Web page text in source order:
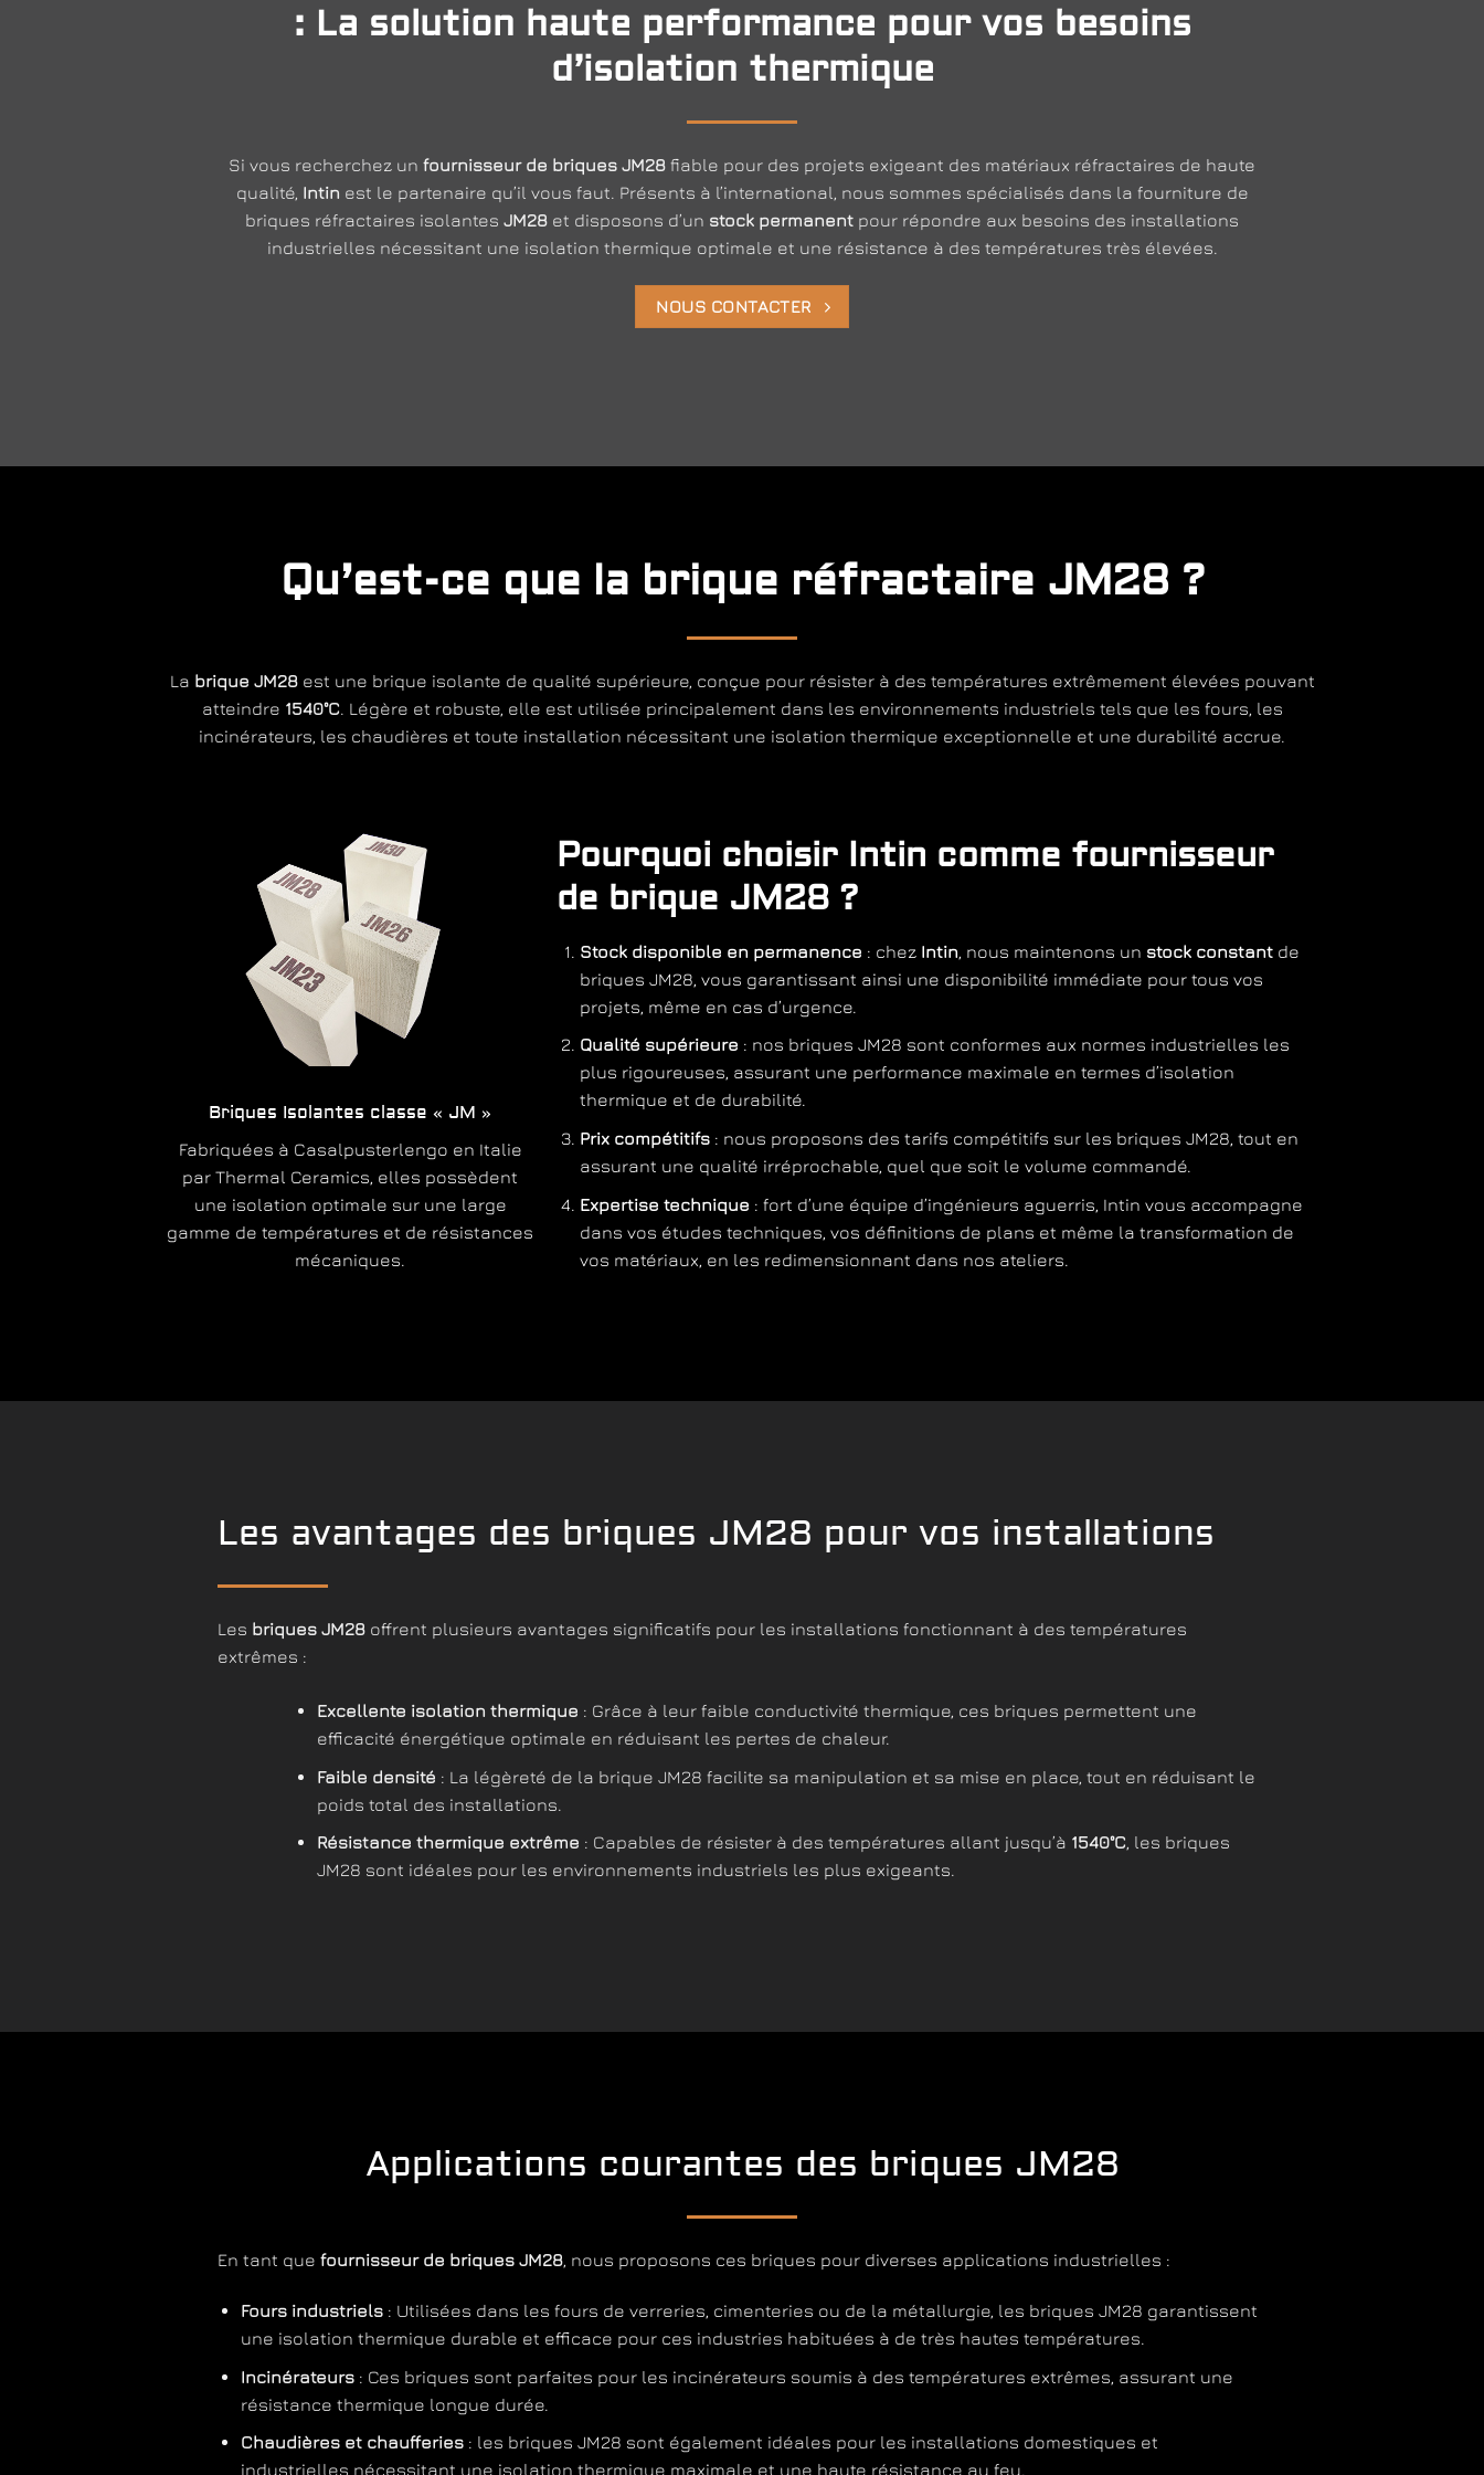
: La solution haute performance pour vos besoins
d’isolation thermique
Si vous recherchez un fournisseur de briques JM28 fiable pour des projets exigeant des matériaux réfractaires de haute
qualité, Intin est le partenaire qu’il vous faut. Présents à l’international, nous sommes spécialisés dans la fourniture de
briques réfractaires isolantes JM28 et disposons d’un stock permanent pour répondre aux besoins des installations
industrielles nécessitant une isolation thermique optimale et une résistance à des températures très élevées.
NOUS CONTACTER
Qu’est-ce que la brique réfractaire JM28 ?
La brique JM28est une brique isolante de qualité supérieure, conçue pour résister à des températures extrêmement élevées pouvant
atteindre 1540°C. Légère et robuste, elle est utilisée principalement dans les environnements industriels tels que les fours, les
incinérateurs, les chaudières et toute installation nécessitant une isolation thermique exceptionnelle et une durabilité accrue.
Briques Isolantes classe « JM »
Fabriquées à Casalpusterlengo en Italie
par Thermal Ceramics, elles possèdent
une isolation optimale sur une large
gamme de températures et de résistances
mécaniques.
Pourquoi choisir Intin comme fournisseur
de brique JM28 ?
Stock disponible en permanence : chez Intin, nous maintenons un stock constant de
briques JM28, vous garantissant ainsi une disponibilité immédiate pour tous vos
projets, même en cas d’urgence.
Qualité supérieure : nos briques JM28 sont conformes aux normes industrielles les
plus rigoureuses, assurant une performance maximale en termes d’isolation
thermique et de durabilité.
Prix compétitifs : nous proposons des tarifs compétitifs sur les briques JM28, tout en
assurant une qualité irréprochable, quel que soit le volume commandé.
Expertise technique : fort d’une équipe d’ingénieurs aguerris, Intin vous accompagne
dans vos études techniques, vos définitions de plans et même la transformation de
vos matériaux, en les redimensionnant dans nos ateliers.
Les avantages des briques JM28 pour vos installations
Les briques JM28 offrent plusieurs avantages significatifs pour les installations fonctionnant à des températures
extrêmes :
Excellente isolation thermique : Grâce à leur faible conductivité thermique, ces briques permettent une
efficacité énergétique optimale en réduisant les pertes de chaleur.
Faible densité : La légèreté de la brique JM28 facilite sa manipulation et sa mise en place, tout en réduisant le
poids total des installations.
Résistance thermique extrême : Capables de résister à des températures allant jusqu’à 1540°C, les briques
JM28 sont idéales pour les environnements industriels les plus exigeants.
Applications courantes des briques JM28
En tant que fournisseur de briques JM28, nous proposons ces briques pour diverses applications industrielles :
Fours industriels: Utilisées dans les fours de verreries, cimenteries ou de la métallurgie, les briques JM28 garantissent
une isolation thermique durable et efficace pour ces industries habituées à de très hautes températures.
Incinérateurs: Ces briques sont parfaites pour les incinérateurs soumis à des températures extrêmes, assurant une
résistance thermique longue durée.
Chaudières et chaufferies: les briques JM28 sont également idéales pour les installations domestiques et
industrielles nécessitant une isolation thermique maximale et une haute résistance au feu.